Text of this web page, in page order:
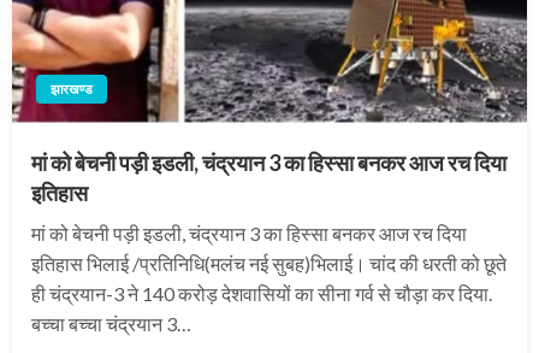
झारखण्ड
मां को बेचनी पड़ी इडली, चंद्रयान 3 का हिस्सा बनकर आज रच दिया
इतिहास
मां को बेचनी पड़ी इडली, चंद्रयान 3 का हिस्सा बनकर आज रच दिया
इतिहास भिलाई /प्रतिनिधि(मलंच नई सुबह)भिलाई। चांद की धरती को छूते
ही चंद्रयान-3 ने 140 करोड़ देशवासियों का सीना गर्व से चौड़ा कर दिया.
बच्चा बच्चा चंद्रयान 3…